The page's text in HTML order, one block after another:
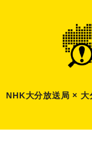
NHK大分放送局 × 大